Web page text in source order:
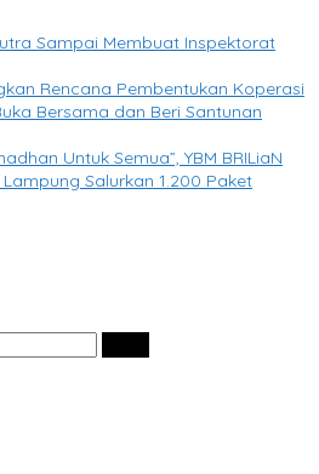
Sampai Membuat Inspektorat
Rencana Pembentukan Koperasi
Bersama dan Beri Santunan
Untuk Semua”, YBM BRILiaN
Salurkan 1.200 Paket